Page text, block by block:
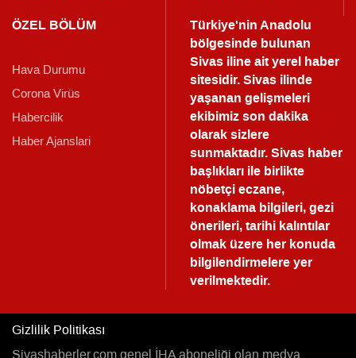
ÖZEL BÖLÜM
Hava Durumu
Corona Virüs
Habercilik
Haber Ajanslari
Türkiye'nin Anadolu
bölgesinde bulunan
Sivas iline ait yerel haber
sitesidir. Sivas ilinde
yaşanan gelişmeleri
ekibimiz son dakika
olarak sizlere
sunmaktadır.Sivas haber
başlıkları ile birlikte
nöbetçi eczane,
konaklama bilgileri, gezi
önerileri, tarihi kalıntılar
olmak üzere her konuda
bilgilendirmelere yer
verilmektedir.
Gizlilik Politikası
Sivashaberler.com genel İHA aboneliği olan medya